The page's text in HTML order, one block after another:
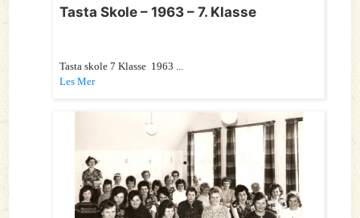
Tasta Skole – 1963 – 7. Klasse
Tasta skole 7 Klasse 1963 ...
Les Mer